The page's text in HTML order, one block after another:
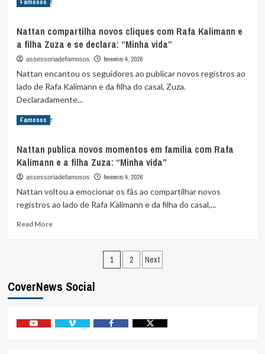
Sato
seu
aniversário
de
45
anos
Ivete
Sangalo
entra
ritmo
intenso
de
para
maratona
do
Carnaval
2026
Nattan compartilha novos cliques com Rafa Kalimann e
a filha Zuza e se declara: “Minha vida”
assessoriadefamosos fevereiro 4, 2026
Nattan encantou os seguidores ao publicar novos registros ao
lado de Rafa Kalimann e da filha do casal, Zuza.
Declaradamente...
Read MoreRead
Nattan
compartilha
novos
com
Rafa
e
se
vida”
Famosos
Nattan publica novos momentos em família com Rafa
Kalimann e a filha Zuza: “Minha vida”
assessoriadefamosos fevereiro 4, 2026
Nattan voltou a emocionar os fãs ao compartilhar novos
registros ao lado de Rafa Kalimann e da filha do casal,...
Read MoreRead
momentos
Paginação
1 2 Next
CoverNews Social